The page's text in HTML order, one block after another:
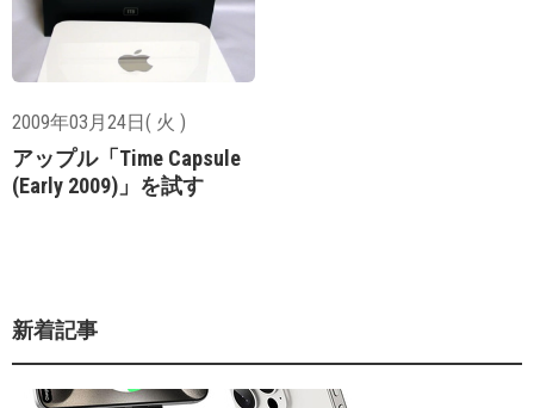
2009年03月24日( 火 )
アップル「Time Capsule
(Early 2009)」を試す
新着記事